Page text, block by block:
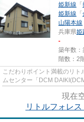
姫新線 「
姫新線 「
山陽本線
兵庫県姫
-
築年数
階数：2
こだわりポイント満載のリ
ムセンター「DCM
な物件です。姫路市エリアに
現在
リトルフォレ